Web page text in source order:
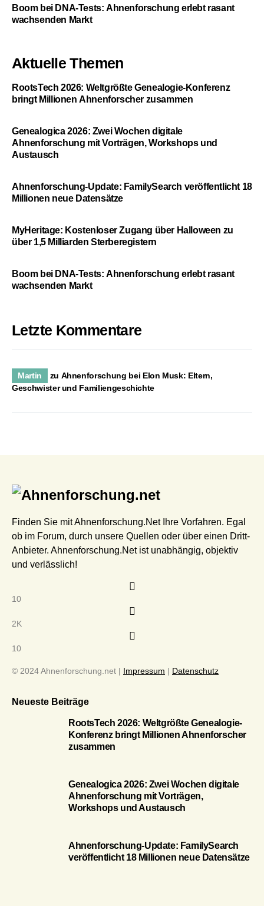
Boom bei DNA-Tests: Ahnenforschung erlebt rasant
wachsenden Markt
Aktuelle Themen
RootsTech 2026: Weltgrößte Genealogie-Konferenz
bringt Millionen Ahnenforscher zusammen
Genealogica 2026: Zwei Wochen digitale
Ahnenforschung mit Vorträgen, Workshops und
Austausch
Ahnenforschung-Update: FamilySearch veröffentlicht 18
Millionen neue Datensätze
MyHeritage: Kostenloser Zugang über Halloween zu
über 1,5 Milliarden Sterberegistern
Boom bei DNA-Tests: Ahnenforschung erlebt rasant
wachsenden Markt
Letzte Kommentare
Martin zu Ahnenforschung bei Elon Musk: Eltern,
Geschwister und Familiengeschichte
Finden Sie mit Ahnenforschung.Net Ihre Vorfahren. Egal
ob im Forum, durch unsere Quellen oder über einen Dritt-
Anbieter. Ahnenforschung.Net ist unabhängig, objektiv
und verlässlich!
10
2K
10
© 2024 Ahnenforschung.net | Impressum | Datenschutz
Neueste Beiträge
RootsTech 2026: Weltgrößte Genealogie-
Konferenz bringt Millionen Ahnenforscher
zusammen
Genealogica 2026: Zwei Wochen digitale
Ahnenforschung mit Vorträgen,
Workshops und Austausch
Ahnenforschung-Update: FamilySearch
veröffentlicht 18 Millionen neue Datensätze